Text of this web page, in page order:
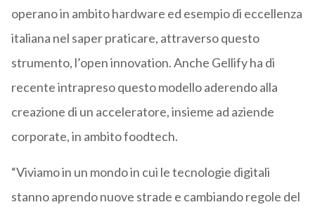
operano in ambito hardware ed esempio di eccellenza
italiana nel saper praticare, attraverso questo
strumento, l’open innovation. Anche Gellify ha di
recente intrapreso questo modello aderendo alla
creazione di un acceleratore, insieme ad aziende
corporate, in ambito foodtech.
“Viviamo in un mondo in cui le tecnologie digitali
stanno aprendo nuove strade e cambiando regole del